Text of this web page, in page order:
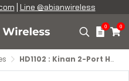
Line @abianwireless
0 0
HD1102 : Kinan 2-Port HDMI KVM Switch